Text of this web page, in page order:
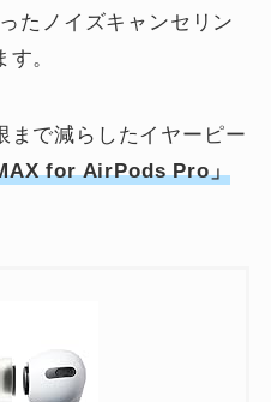
たノイズキャンセリン
。
まで減らしたイヤーピー
for AirPods Pro」